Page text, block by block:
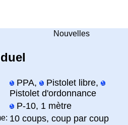
Nouvelles
PPA,
Pistolet libre,
Pistolet d'ordonnance
P-10, 1 mètre
10 coups, coup par coup